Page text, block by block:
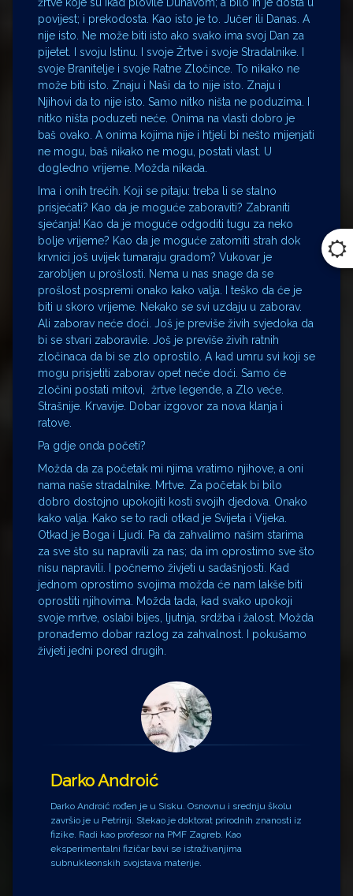
povijest; i prekodosta. Kao isto je to. Jučer ili Danas. A
nije isto. Ne može biti isto ako svako ima svoj Dan za
pijetet. I svoju Istinu. I svoje Žrtve i svoje Stradalnike. I
svoje Branitelje i svoje Ratne Zločince. To nikako ne
može biti isto. Znaju i Naši da to nije isto. Znaju i
Njihovi da to nije isto. Samo nitko ništa ne poduzima. I
nitko ništa poduzeti neće. Onima na vlasti dobro je
baš ovako. A onima kojima nije i htjeli bi nešto mijenjati
ne mogu, baš nikako ne mogu, postati vlast. U
dogledno vrijeme. Možda nikada.
Ima i onih trećih. Koji se pitaju: treba li se stalno
prisjećati? Kao da je moguće zaboraviti? Zabraniti
sjećanja! Kao da je moguće odgoditi tugu za neko
bolje vrijeme? Kao da je moguće zatomiti strah dok
krvnici još uvijek tumaraju gradom? Vukovar je
zarobljen u prošlosti. Nema u nas snage da se
prošlost pospremi onako kako valja. I teško da će je
biti u skoro vrijeme. Nekako se svi uzdaju u zaborav.
Ali zaborav neće doći. Još je previše živih svjedoka da
bi se stvari zaboravile. Još je previše živih ratnih
zločinaca da bi se zlo oprostilo. A kad umru svi koji se
mogu prisjetiti zaborav opet neće doći. Samo će
zločini postati mitovi, žrtve legende, a Zlo veće.
Strašnije. Krvavije. Dobar izgovor za nova klanja i
ratove.
Pa gdje onda početi?
Možda da za početak mi njima vratimo njihove, a oni
nama naše stradalnike. Mrtve. Za početak bi bilo
dobro dostojno upokojiti kosti svojih djedova. Onako
kako valja. Kako se to radi otkad je Svijeta i Vijeka.
Otkad je Boga i Ljudi. Pa da zahvalimo našim starima
za sve što su napravili za nas; da im oprostimo sve što
nisu napravili. I počnemo živjeti u sadašnjosti. Kad
jednom oprostimo svojima možda će nam lakše biti
oprostiti njihovima. Možda tada, kad svako upokoji
svoje mrtve, oslabi bijes, ljutnja, srdžba i žalost. Možda
pronađemo dobar razlog za zahvalnost. I pokušamo
živjeti jedni pored drugih.
Darko Androić
Darko Androić rođen je u Sisku. Osnovnu i srednju školu
završio je u Petrinji. Stekao je doktorat prirodnih znanosti iz
fizike. Radi kao profesor na PMF Zagreb. Kao
eksperimentalni fizičar bavi se istraživanjima
subnukleonskih svojstava materije.